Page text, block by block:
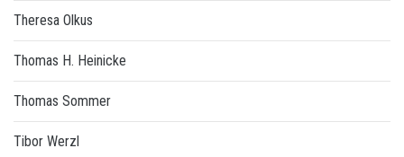
Theresa Olkus
Thomas H. Heinicke
Thomas Sommer
Tibor Werzl